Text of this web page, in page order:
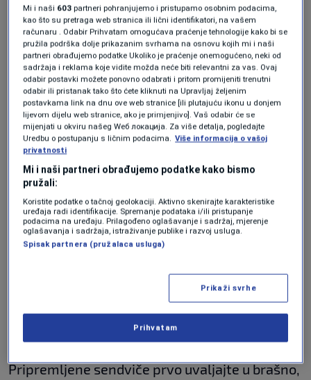
100 g brašna
4 jaja
ulje za prženje
Priprema:
U dublju posudu sipajte mlijeko. U drugoj
posudi dobro umutite jaja. U treću stavite
brašno, a u četvrtu naribani sir.
Kriške hljeba vrlo kratko umočite u mlijeko,
Na jednu krišku stavite komad sira, pa je
poklopite drugom kriškom – kao sendvič.
Pripremljene sendviče prvo uvaljajte u brašno,
Mi i naši 603 partneri pohranjujemo i pristupamo osobnim podacima,
kao što su pretraga web stranica ili lični identifikatori, na vašem
računaru . Odabir Prihvatam omogućava praćenje tehnologije kako bi se
pružila podrška dolje prikazanim svrhama na osnovu kojih mi i naši
partneri obrađujemo podatke Ukoliko je praćenje onemogućeno, neki od
sadržaja i reklama koje vidite možda neće biti relevantni za vas. Ovaj
odabir postavki možete ponovno odabrati i pritom promijeniti trenutni
odabir ili pristanak tako što ćete kliknuti na Upravljaj željenim
postavkama link na dnu ove web stranice [ili plutajuću ikonu u donjem
lijevom dijelu web stranice, ako je primjenjivo]. Vaš odabir će se
mijenjati u okviru našeg Wеб локација. Za više detalja, pogledajte
Uredbu o postupanju s ličnim podacima. Više informacija o vašoj
privatnosti
Mi i naši partneri obrađujemo podatke kako bismo
pružali:
Koristite podatke o tačnoj geolokaciji. Aktivno skenirajte karakteristike
uređaja radi identifikacije. Spremanje podataka i/ili pristupanje
podacima na uređaju. Prilagođeno oglašavanje i sadržaj, mjerenje
oglašavanja i sadržaja, istraživanje publike i razvoj usluga.
Spisak partnera (pružalaca usluga)
Prikaži svrhe
Prihvatam